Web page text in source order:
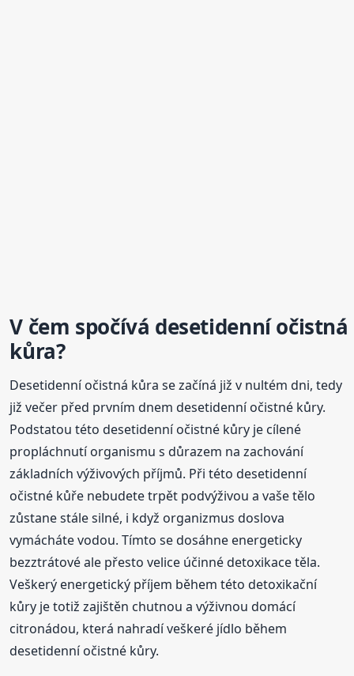
V čem spočívá desetidenní očistná
kůra?
Desetidenní očistná kůra se začíná již v nultém dni, tedy
již večer před prvním dnem desetidenní očistné kůry.
Podstatou této desetidenní očistné kůry je cílené
propláchnutí organismu s důrazem na zachování
základních výživových příjmů. Při této desetidenní
očistné kůře nebudete trpět podvýživou a vaše tělo
zůstane stále silné, i když organizmus doslova
vymácháte vodou. Tímto se dosáhne energeticky
bezztrátové ale přesto velice účinné detoxikace těla.
Veškerý energetický příjem během této detoxikační
kůry je totiž zajištěn chutnou a výživnou domácí
citronádou, která nahradí veškeré jídlo během
desetidenní očistné kůry.